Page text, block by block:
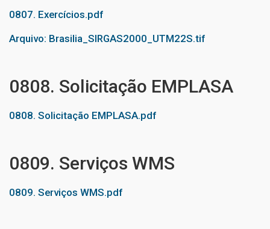
0807. Exercícios.pdf
Arquivo: Brasilia_SIRGAS2000_UTM22S.tif
0808. Solicitação EMPLASA
0808. Solicitação EMPLASA.pdf
0809. Serviços WMS
0809. Serviços WMS.pdf